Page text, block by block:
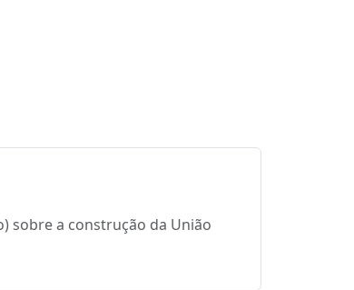
sobre a construção da União